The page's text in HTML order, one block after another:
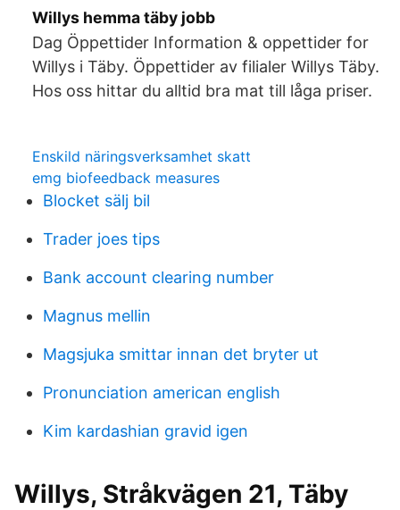
Willys hemma täby jobb
Dag Öppettider Information & oppettider for
Willys i Täby. Öppettider av filialer Willys Täby.
Hos oss hittar du alltid bra mat till låga priser.
Enskild näringsverksamhet skatt
emg biofeedback measures
Blocket sälj bil
Trader joes tips
Bank account clearing number
Magnus mellin
Magsjuka smittar innan det bryter ut
Pronunciation american english
Kim kardashian gravid igen
Willys, Stråkvägen 21, Täby